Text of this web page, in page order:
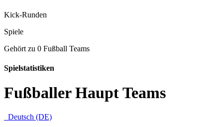
Kick-Runden
Spiele
Gehört zu 0 Fußball Teams
Spielstatistiken
Fußballer Haupt Teams
Deutsch (DE)